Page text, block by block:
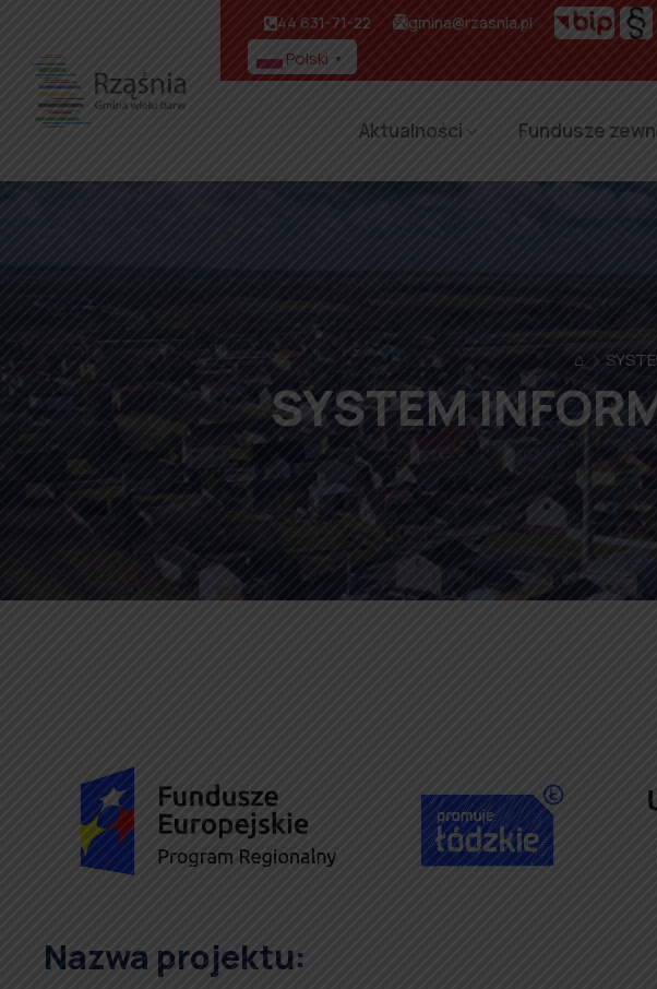
44 631-71-22 gmina@rzasnia.pl
Polski ▼
Aktualności Fundusze
⌂
SYSTEM
Nazwa projektu: